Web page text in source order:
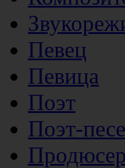
Певец
Певица
Поэт
Поэт-
Продюсер